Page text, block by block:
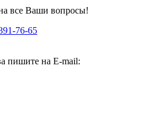
все Ваши вопросы!
76-65
пишите на E-mail: